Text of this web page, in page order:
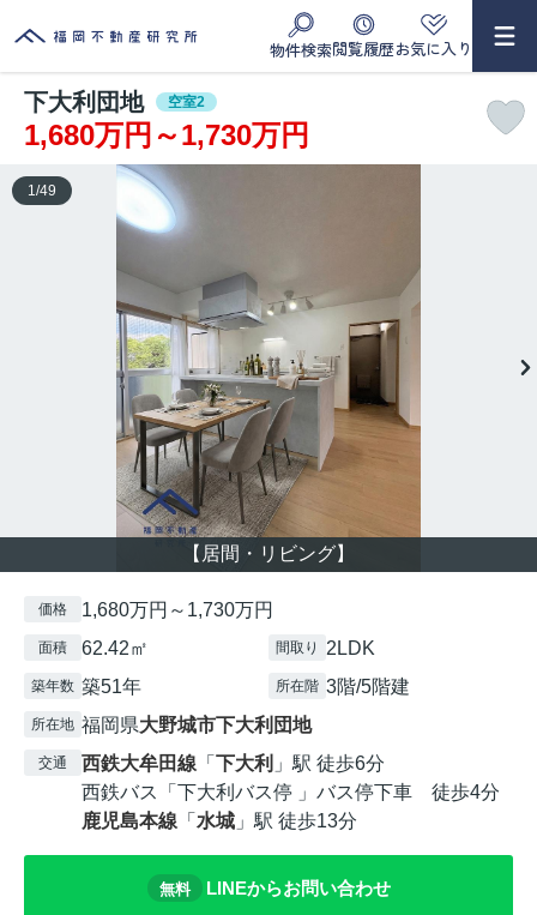
物件検索閲覧履歴お気に入り
下大利団地 空室2
1,680万円～1,730万円
【居間・リビング】
1 /49
価格 1,680万円～1,730万円
面積 62.42㎡ 間取り 2LDK
築年数 築51年 所在階 3階/5階建
所在地 福岡県大野城市下大利団地
交通 西鉄大牟田線 「 下大利 」駅 徒歩6分
西鉄バス「下大利バス停 」バス停下車 徒歩4分
鹿児島本線 「 水城 」駅 徒歩13分
無料 LINEからお問い合わせ